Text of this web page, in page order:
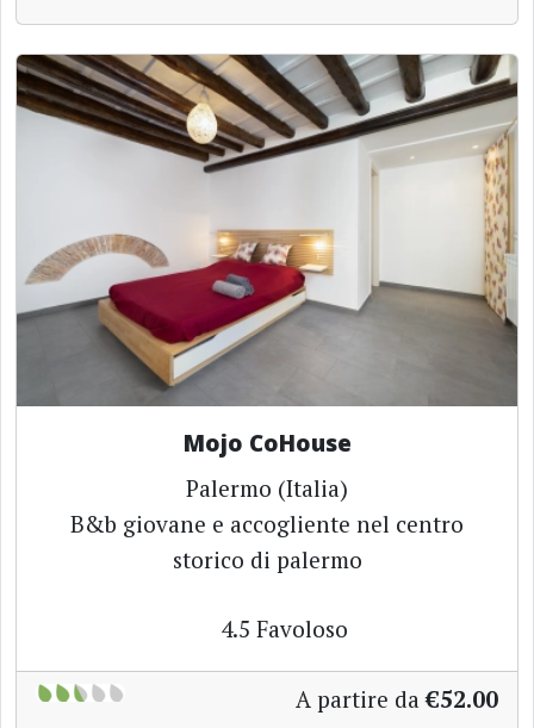
Mojo CoHouse
Palermo (Italia)
B&b giovane e accogliente nel centro
storico di palermo
4.5 Favoloso
A partire da €52.00